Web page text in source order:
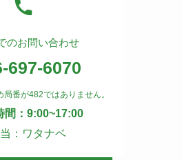
のお問い合わせ
697-6070
番が482ではありません。
間：9:00~17:00
：ワタナベ